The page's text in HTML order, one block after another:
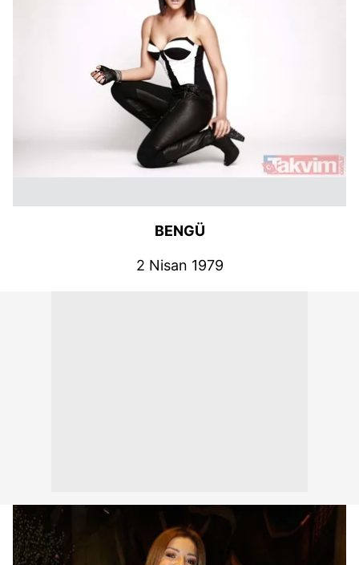
ilgili mevzuata uygun olarak kullanılan çerezlerle ilgili bilgi
tıklayınız.
BENGÜ
2 Nisan 1979